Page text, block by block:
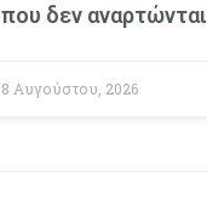
που δεν αναρτώνται
8 Αυγούστου, 2026